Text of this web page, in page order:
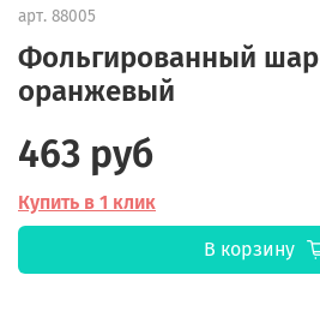
арт. 88005
Фольгированный шар
оранжевый
463 руб
Купить в 1 клик
В корзину